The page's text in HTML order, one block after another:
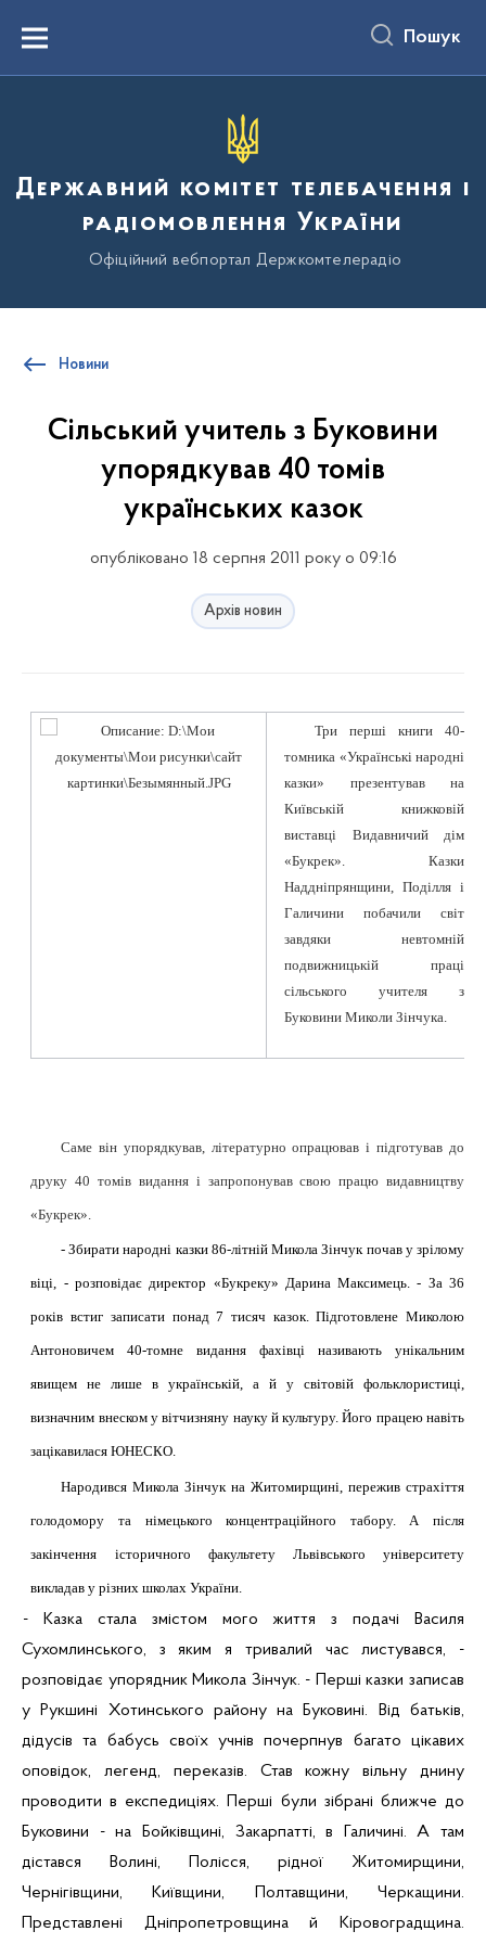
вмістуMenu Пошук
Державний комітет телебачення і
радіомовлення України
Офіційний вебпортал Держкомтелерадіо
Новини
Сільський учитель з Буковини
упорядкував 40 томів
українських казок
опубліковано 18 серпня 2011 року о 09:16
Архів новин
Три перші книги 40-
томника «Українські народні
казки» презентував на
Київській книжковій
виставці Видавничий дім
«Букрек». Казки
Наддніпрянщини, Поділля і
Галичини побачили світ
завдяки невтомній
подвижницькій праці
сільського учителя з
Буковини Миколи Зінчука.
Саме він упорядкував, літературно опрацював і підготував до
друку 40 томів видання і запропонував свою працю видавництву
«Букрек».
- Збирати народні казки 86-літній Микола Зінчук почав у зрілому
віці, - розповідає директор «Букреку» ДаринаМаксимець. - За 36
років встиг записати понад 7 тисяч казок. Підготовлене Миколою
Антоновичем 40-томне видання фахівці називають унікальним
явищем не лише в українській, а й у світовій фольклористиці,
визначним внеском у вітчизняну науку й культуру. Його працею навіть
зацікавилася ЮНЕСКО.
Народився Микола Зінчук на Житомирщині, пережив страхіття
голодомору та німецького концентраційного табору. А після
закінчення історичного факультету Львівського університету
викладав у різних школах України.
- Казка стала змістом мого життя з подачі Василя
Сухомлинського, з яким я тривалий час листувався, -
розповідає упорядник Микола Зінчук. - Перші казки записав
у
Рукшині Хотинського району на Буковині. Від батьків,
дідусів та бабусь своїх учнів почерпнув багато цікавих
оповідок, легенд, переказів. Став кожну вільну днину
проводити в експедиціях.
Перші були зібрані ближче до
Буковини - на
Бойківщині, Закарпатті, в Галичині. А там
дістався Волині, Полісся, рідної Житомирщини,
Чернігівщини, Київщини, Полтавщини, Черкащини.
Представлені Дніпропетровщина й Кіровоградщина.